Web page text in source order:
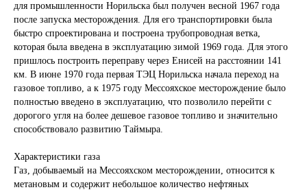
для промышленности Норильска был получен весной 1967 года
после запуска месторождения. Для его транспортировки была
быстро спроектирована и построена трубопроводная ветка,
которая была введена в эксплуатацию зимой 1969 года. Для этого
пришлось построить переправу через Енисей на расстоянии 141
км. В июне 1970 года первая ТЭЦ Норильска начала переход на
газовое топливо, а к 1975 году Мессояхское месторождение было
полностью введено в эксплуатацию, что позволило перейти с
дорогого угля на более дешевое газовое топливо и значительно
способствовало развитию Таймыра.
Характеристики газа
Газ, добываемый на Мессояхском месторождении, относится к
метановым и содержит небольшое количество нефтяных